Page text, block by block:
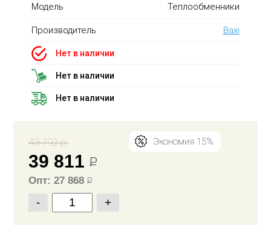
Модель Теплообменники
Производитель Baxi
Нет в наличии
Нет в наличии
Нет в наличии
43 792 р. Экономия 15%
39 811Р
Опт: 27 868Р
- +